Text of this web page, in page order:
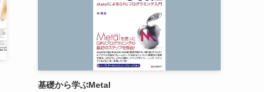
基礎から学ぶMetal